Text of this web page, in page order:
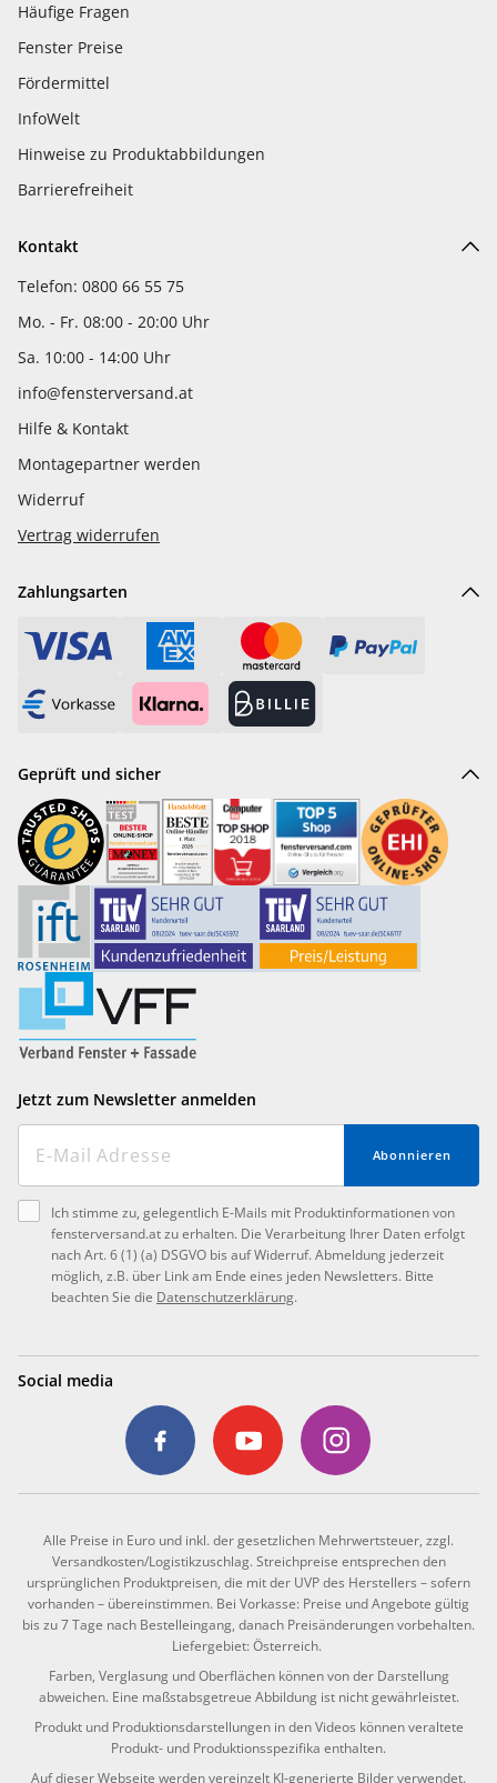
Häufige Fragen
Fenster Preise
Fördermittel
InfoWelt
Hinweise zu Produktabbildungen
Barrierefreiheit
Kontakt
Telefon: 0800 66 55 75
Mo. - Fr. 08:00 - 20:00 Uhr
Sa. 10:00 - 14:00 Uhr
info@fensterversand.at
Hilfe & Kontakt
Montagepartner werden
Widerruf
Vertrag widerrufen
Zahlungsarten
Geprüft und sicher
Jetzt zum Newsletter anmelden
Abonnieren
Ich stimme zu, gelegentlich E-Mails mit Produktinformationen von
fensterversand.at zu erhalten. Die Verarbeitung Ihrer Daten erfolgt
nach Art. 6 (1) (a) DSGVO bis auf Widerruf. Abmeldung jederzeit
möglich, z.B. über Link am Ende eines jeden Newsletters. Bitte
beachten Sie die Datenschutzerklärung.
Social media
Alle Preise in Euro und inkl. der gesetzlichen Mehrwertsteuer, zzgl.
Versandkosten/Logistikzuschlag. Streichpreise entsprechen den
ursprünglichen Produktpreisen, die mit der UVP des Herstellers – sofern
vorhanden – übereinstimmen. Bei Vorkasse: Preise und Angebote gültig
bis zu 7 Tage nach Bestelleingang, danach Preisänderungen vorbehalten.
Liefergebiet: Österreich.
Farben, Verglasung und Oberflächen können von der Darstellung
abweichen. Eine maßstabsgetreue Abbildung ist nicht gewährleistet.
Produkt und Produktionsdarstellungen in den Videos können veraltete
Produkt- und Produktionsspezifika enthalten.
Auf dieser Webseite werden vereinzelt KI-generierte Bilder verwendet.